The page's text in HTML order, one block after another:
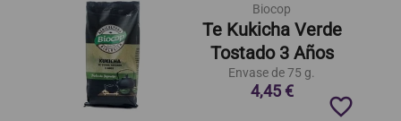
Biocop
Te Kukicha Verde
Tostado 3 Años
Envase de 75 g.
4,45 €
favorite_border